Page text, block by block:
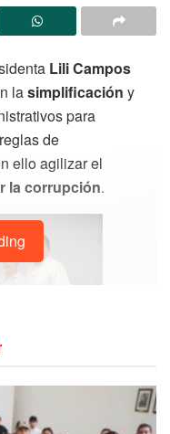
Lili Campos
lasimplificación y
para
de
ello agilizar el
la corrupción.
licencias de
menos de 10 minutos